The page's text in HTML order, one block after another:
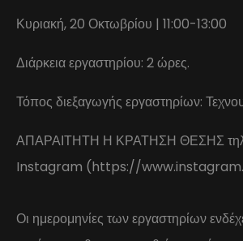
Κυριακή, 20 Οκτωβρίου | 11:00-13:00
Διάρκεια εργαστηρίου: 2 ώρες.
Τόπος διεξαγωγής εργαστηρίων:
ΑΠΑΡΑΙΤΗΤΗ Η ΚΡΑΤΗΣΗ ΘΕΣΗΣ
Instagram (https://
Οι ημερομηνίες των εργαστηρίων